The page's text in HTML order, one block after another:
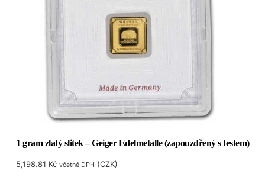
1 gram zlatý slitek – Geiger Edelmetalle (zapouzdřený s testem)
5,198.81 Kč včetně DPH (CZK)